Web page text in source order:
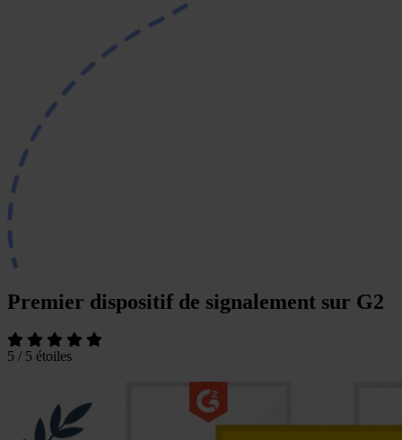
Premier dispositif de signalement sur G2
5 / 5 étoiles